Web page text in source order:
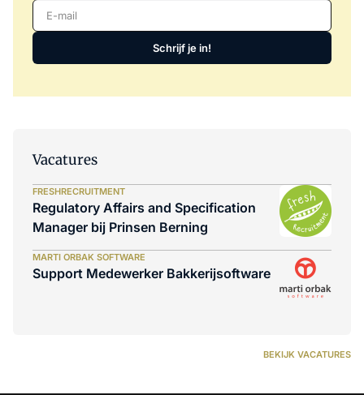
E-mail
Schrijf je in!
Vacatures
FRESHRECRUITMENT
Regulatory Affairs and Specification
Manager bij Prinsen Berning
MARTI ORBAK SOFTWARE
Support Medewerker Bakkerijsoftware
BEKIJK VACATURES